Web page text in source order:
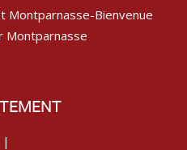
Montparnasse-Bienvenue
Montparnasse
|